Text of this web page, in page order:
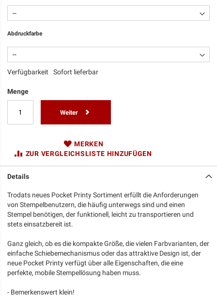
Abdruckfarbe
Verfügbarkeit Sofort lieferbar
Menge
Weiter
MERKEN
ZUR VERGLEICHSLISTE HINZUFÜGEN
Details
Trodats neues Pocket Printy Sortiment erfüllt die Anforderungen
von Stempelbenutzern, die häufig unterwegs sind und einen
Stempel benötigen, der funktionell, leicht zu transportieren und
stets einsatzbereit ist.
Ganz gleich, ob es die kompakte Größe, die vielen Farbvarianten, der
einfache Schiebemechanismus oder das attraktive Design ist, der
neue Pocket Printy verfügt über alle Eigenschaften, die eine
perfekte, mobile Stempellösung haben muss.
- Bemerkenswert klein!